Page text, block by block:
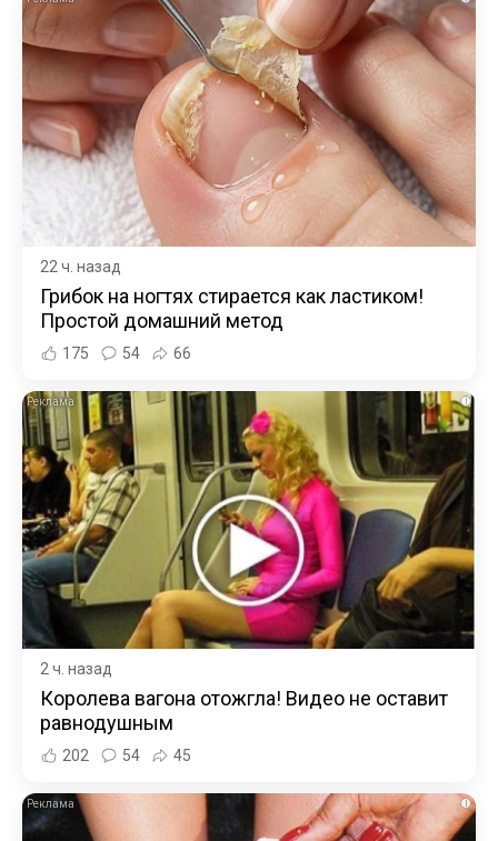
22 ч. назад
Грибок на ногтях стирается как ластиком!
Простой домашний метод
175 54 66
i
2 ч. назад
Королева вагона отожгла! Видео не оставит
равнодушным
202 54 45
i